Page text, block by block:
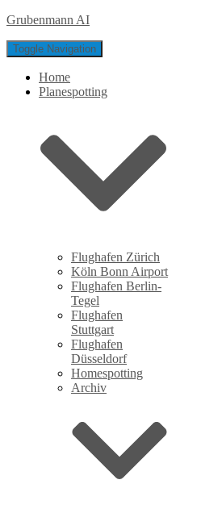
Grubenmann AI
Toggle Navigation
Home
Planespotting
Flughafen Zürich
Köln Bonn Airport
Flughafen Berlin-
Tegel
Flughafen
Stuttgart
Flughafen
Düsseldorf
Homespotting
Archiv